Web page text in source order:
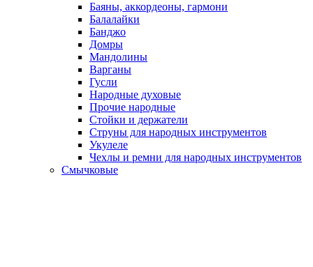
Баяны, аккордеоны, гармони
Балалайки
Банджо
Домры
Мандолины
Варганы
Гусли
Народные духовые
Прочие народные
Стойки и держатели
Струны для народных инструментов
Укулеле
Чехлы и ремни для народных инструментов
Смычковые